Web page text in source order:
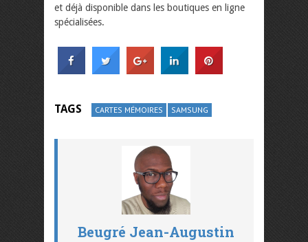
et déjà disponible dans les boutiques en ligne
spécialisées.
TAGS CARTES MÉMOIRES SAMSUNG
Beugré Jean-Augustin